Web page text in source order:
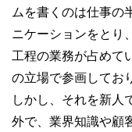
ムを書くのは仕事の
ニケーションをとり
工程の業務が占めて
の立場で参画してお
しかし、それを新人
外で、業界知識や顧